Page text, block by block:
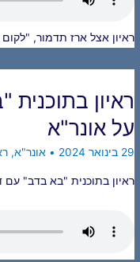
ראיון אצל ארז תדמור, "לקום על צד
ראיון
על אונר"א
29 בינואר 2024 • אונר"א,
ראיון בתוכנית "בא בדב" עם